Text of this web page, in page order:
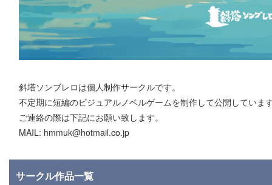
斜塔ソンブレロは個人制作サークルです。
不定期に短編のビジュアルノベルゲームを制作して公開していま
ご連絡の際は下記にお願い致します。
MAIL: hmmuk@hotmail.co.jp
サークル作品一覧